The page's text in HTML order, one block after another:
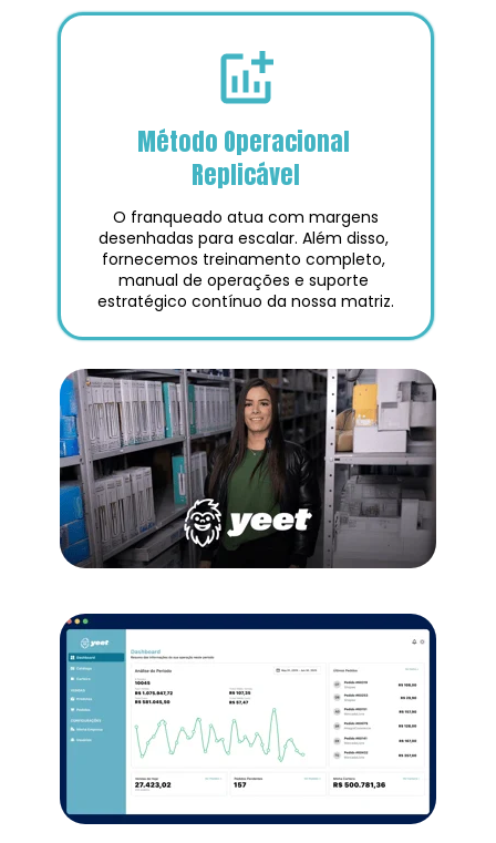
Método Operacional
Replicável
desenhadas para escalar. Além disso,
fornecemos treinamento completo,
manual de operações e suporte
estratégico contínuo da nossa matriz.